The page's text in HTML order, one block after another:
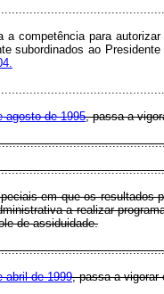
a competência para
subordinados ao
agosto de 1995, passa a
em que os resultados
a realizar
de assiduidade.
abril de 1999, passa a vigorar